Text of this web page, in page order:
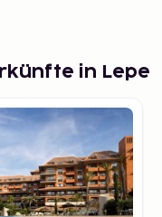
in Lepe